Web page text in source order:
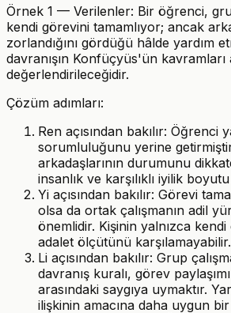
Örnek 1 — Verilenler: Bir öğrenci,
kendi görevini tamamlıyor; ancak
zorlandığını gördüğü hâlde yardım
davranışın Konfüçyüs'ün kavramları
değerlendirileceğidir.
Çözüm adımları:
Ren açısından bakılır: Öğrenci
sorumluluğunu yerine
arkadaşlarının durumunu
insanlık ve karşılıklı iyilik
Yi açısından bakılır: Görevi
olsa da ortak çalışmanın adil
önemlidir. Kişinin yalnızca kendi
adalet ölçütünü karşılamayabilir.
Li açısından bakılır: Grup
davranış kuralı, görev
arasındaki saygıya uymaktır.
ilişkinin amacına daha uygun